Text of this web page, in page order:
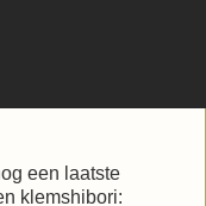
een laatste
klemshibori: